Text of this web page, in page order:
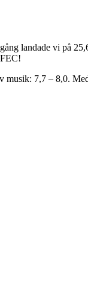
landade vi på
musik: 7,7 – 8,0.